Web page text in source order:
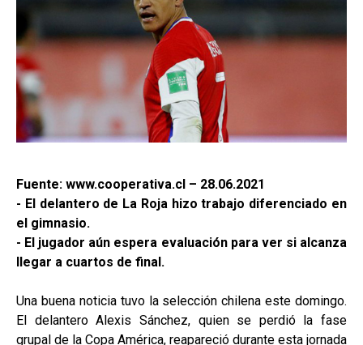
Fuente: www.cooperativa.cl – 28.06.2021
- El delantero de La Roja hizo trabajo diferenciado en
el gimnasio.
- El jugador aún espera evaluación para ver si alcanza
llegar a cuartos de final.
Una buena noticia tuvo la selección chilena este domingo.
El delantero Alexis Sánchez, quien se perdió la fase
grupal de la Copa América, reapareció durante esta jornada